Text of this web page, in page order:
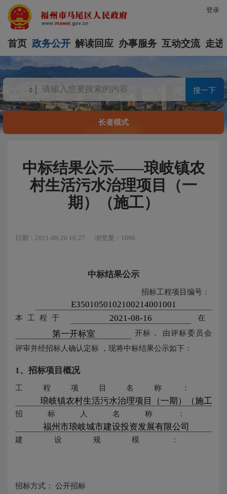
登录
首页 政务公开 解读回应 办事服务 互动交流 走进
搜一下
长者模式
中标结果公示——琅岐镇农
村生活污水治理项目（一
期）（施工）
日期：2021-08-26 16:27 浏览量：1096
中标结果公示
招标工程项目编号：
本工程于
在
开标，
由评标委员会
评审并经招标人确认定标
，现将中标结果公示如下：
1、招标项目概况
工程项目名称：
招标人名称：
建设规模：
招标方式： 公开招标